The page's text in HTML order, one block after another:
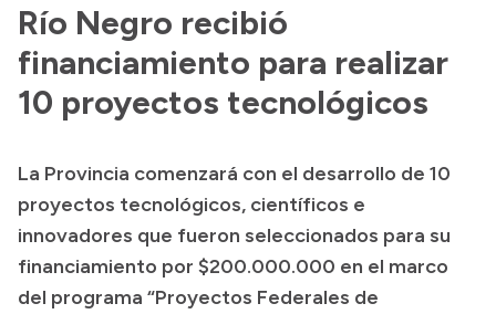
Delegaciones
Consultorios Propios
Presentación CV
Transparencia
Inversión en Salud
Licitaciones
Consulta de expedientes
Río Negro recibió
financiamiento para realizar
10 proyectos tecnológicos
La Provincia comenzará con el desarrollo de 10
proyectos tecnológicos, científicos e
innovadores que fueron seleccionados para su
financiamiento por $200.000.000 en el marco
del programa “Proyectos Federales de